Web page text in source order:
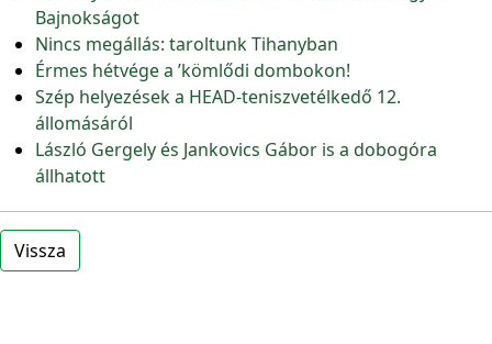
Bajnokságot
Nincs megállás: taroltunk Tihanyban
Érmes hétvége a ’kömlődi dombokon!
Szép helyezések a HEAD-teniszvetélkedő 12.
állomásáról
László Gergely és Jankovics Gábor is a dobogóra
állhatott
Vissza